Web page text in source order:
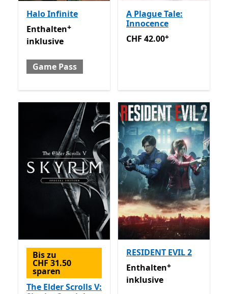
Halo Infinite
Enthalten inklusive Game PassEnthält In-App-Käufe
Enthalten+
inklusive
Game Pass
A Plague Tale:
Innocence
CHF 42.00Enthält In-App-
CHF 42.00+
Bis zu
CHF 31.50
sparen
The Elder Scrolls V:
RESIDENT EVIL 2
Enthalten inklusive Game
Enthalten+
inklusive